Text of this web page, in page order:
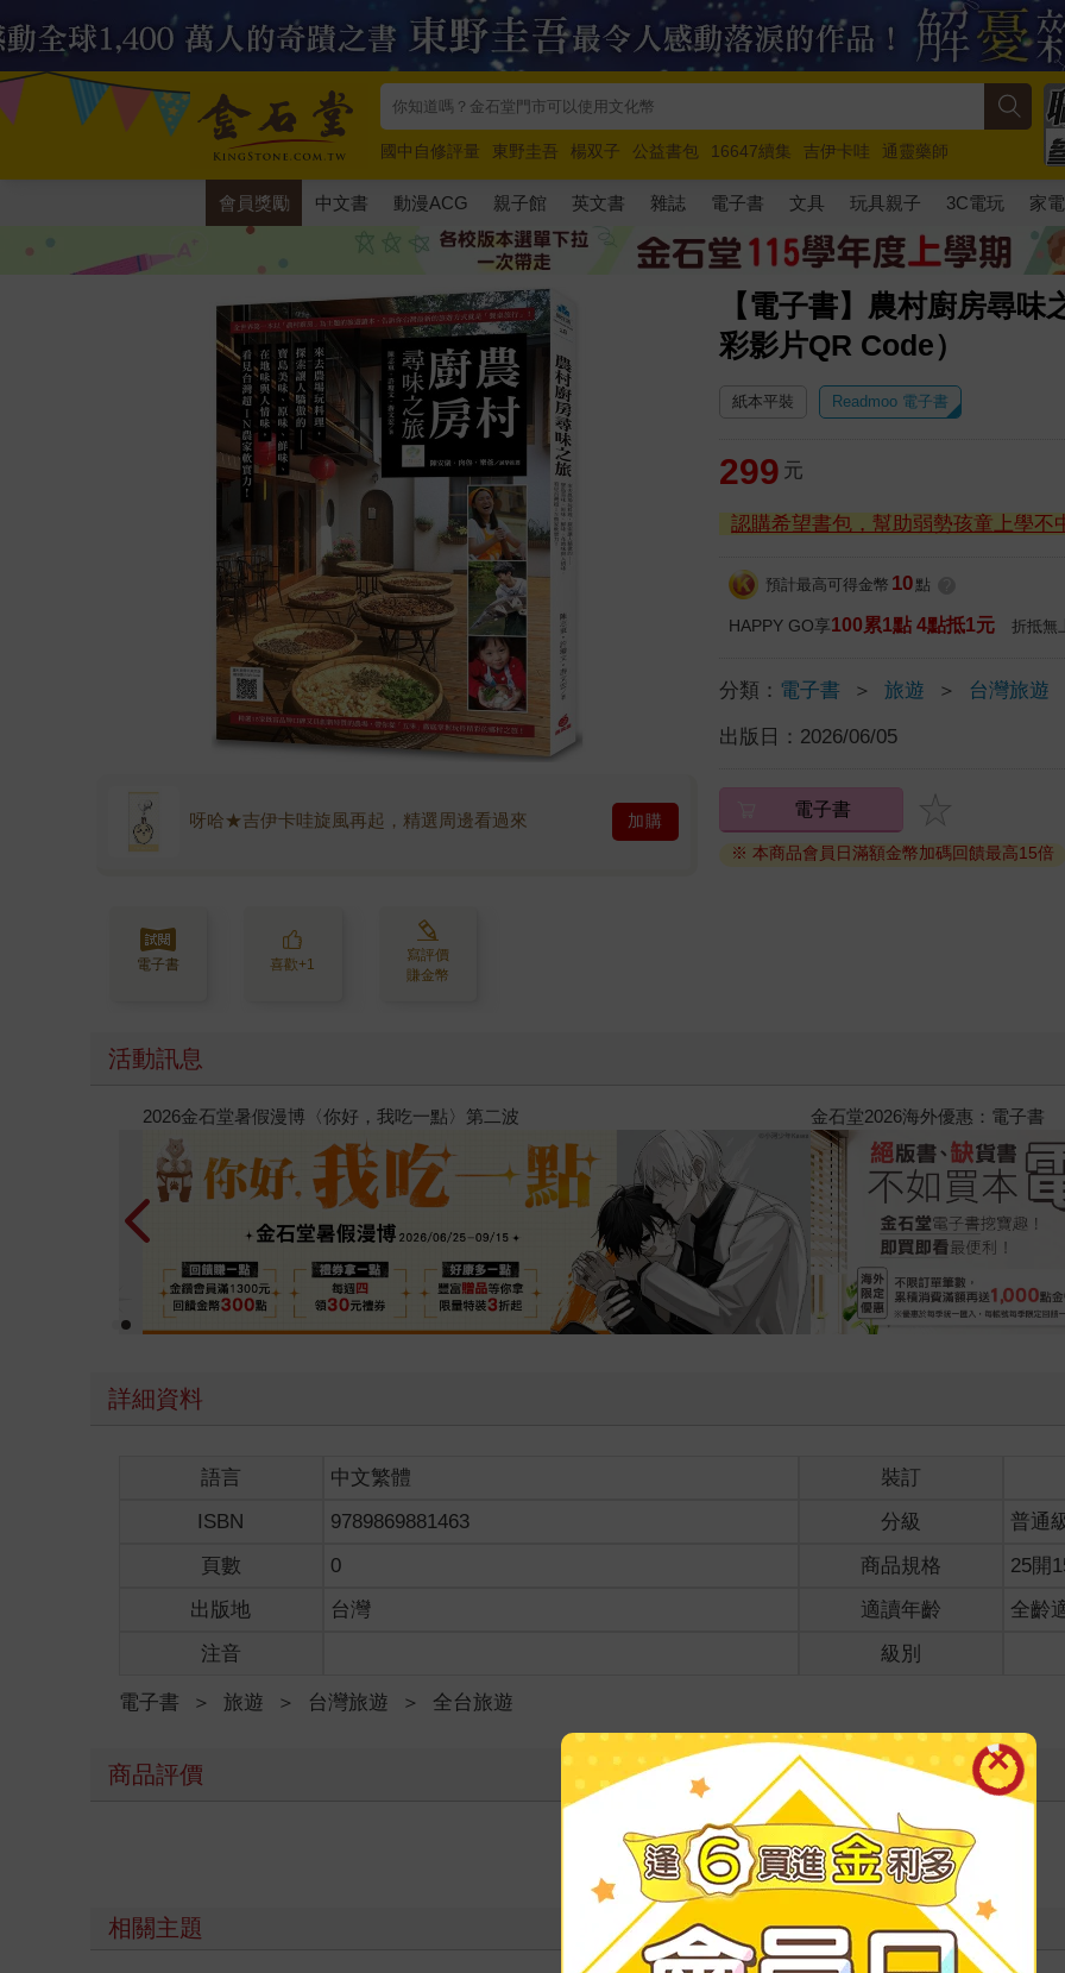
國中自修評量 東野圭吾 楊双子 公益書包 16647續集 吉伊卡哇
通靈藥師
唯紅花綻放
奧德賽 路邊攤新作 馬斯克 玩具總動員5 超慢跑
會員獎勵 中文書 動漫ACG 親子館 英文書 雜誌 電子書 文具 玩具親子 3C電玩 家電
【電子書】農村廚房尋
彩影片QR Code）
呀哈★吉伊卡哇旋風再起，精選周邊看過來 加購
電子書 喜歡+1
寫評價
賺金幣
紙本平裝 Readmoo 電子書
299 元
認購希望書包，幫助弱勢孩童上學不
預計最高可得金幣 10 點
HAPPY GO享100累1點 4點抵1元 折抵無
分類： 電子書 ＞ 旅遊 ＞ 台灣旅遊
出版日： 2026/06/05
電子書
※ 本商品會員日滿額金幣加碼回饋最高15倍
活動訊息
2026金石堂暑假漫博〈你好，我吃一點〉第二波 金石堂
詳細資料
語言 中文繁體
裝訂
ISBN
9789869881463 分級
普通
頁數
0 商品規格
25開
出版地
台灣 適讀年齡
全齡
注音
級別
電子書 ＞ 旅遊 ＞ 台灣旅遊 ＞ 全台旅遊
商品評價
寫評價
相關主題